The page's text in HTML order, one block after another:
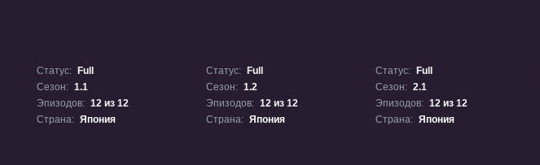
Статус:
Full
Сезон: 1.1
Эпизодов: 12 из 12
Страна: Япония
Статус:
Full
Сезон: 1.2
Эпизодов: 12 из 12
Страна: Япония
Статус:
Full
Сезон: 2.1
Эпизодов: 12 из 12
Страна: Япония